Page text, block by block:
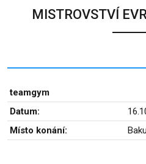
MISTROVSTVÍ
teamgym
Datum:
Místo konání: